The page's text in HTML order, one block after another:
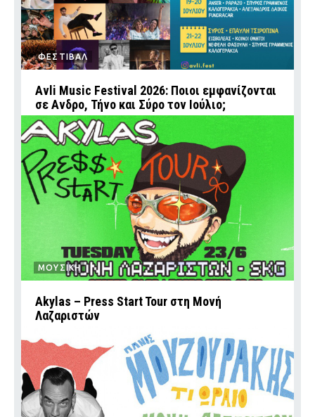
ΦΕΣΤΙΒΑΛ
Avli Music Festival 2026: Ποιοι εμφανίζονται
σε Ανδρο, Τήνο και Σύρο τον Ιούλιο;
ΜΟΥΣΙΚΗ
Akylas – Press Start Tour στη Μονή
Λαζαριστών